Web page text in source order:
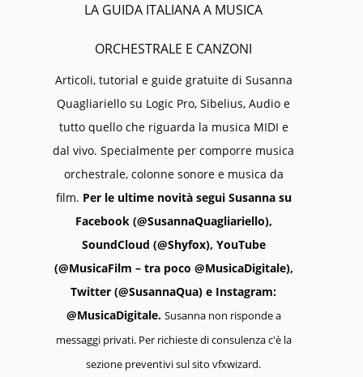
LA GUIDA ITALIANA A MUSICA
ORCHESTRALE E CANZONI
Articoli, tutorial e guide gratuite di Susanna
Quagliariello su Logic Pro, Sibelius, Audio e
tutto quello che riguarda la musica MIDI e
dal vivo. Specialmente per comporre musica
orchestrale, colonne sonore e musica da
film. Per le ultime novità segui Susanna su
Facebook (@SusannaQuagliariello),
SoundCloud (@Shyfox), YouTube
(@MusicaFilm – tra poco @MusicaDigitale),
Twitter (@SusannaQua) e Instagram:
@MusicaDigitale. Susanna non risponde a
messaggi privati. Per richieste di consulenza c'è la
sezione preventivi sul sito vfxwizard.